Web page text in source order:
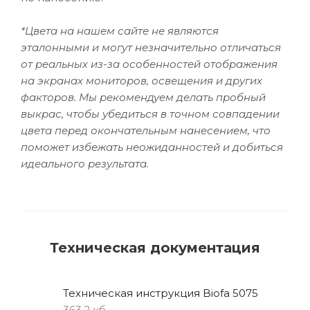
*Цвета на нашем сайте не являются
эталонными и могут незначительно отличаться
от реальных из-за особенностей отображения
на экранах мониторов, освещения и других
факторов. Мы рекомендуем делать пробный
выкрас, чтобы убедиться в точном совпадении
цвета перед окончательным нанесением, что
поможет избежать неожиданностей и добиться
идеального результата.
Техническая документация
Техническая инструкция Biofa 5075